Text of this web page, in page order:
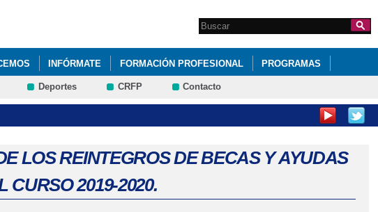
Formulario de
búsqueda
Search this site
INFÓRMATE FORMACIÓN PROFESIONAL PROGRAMAS
Deportes CRFP Contacto
LOS REINTEGROS DE BECAS Y AYUDAS
CURSO 2019-2020.